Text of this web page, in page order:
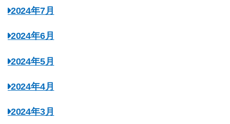
2024年7月
2024年6月
2024年5月
2024年4月
2024年3月